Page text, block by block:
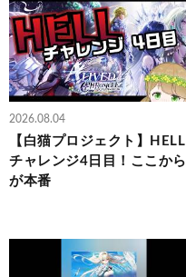
2026.08.04
【白猫プロジェクト】HELL
チャレンジ4日目！ここから
が本番